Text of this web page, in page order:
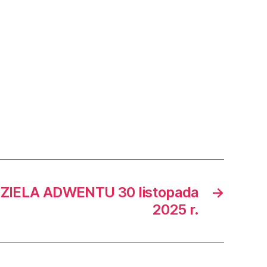
→
ADWENTU 30 listopada
2025 r.